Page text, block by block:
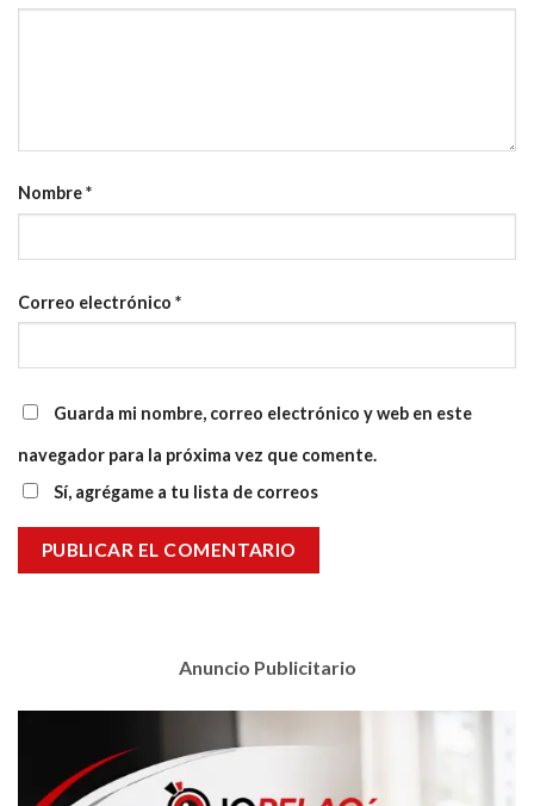
Nombre*
Correo electrónico *
Guarda mi nombre, correo electrónico y web en este
navegador para la próxima vez que comente.
Sí, agrégame a tu lista de correos
Anuncio Publicitario